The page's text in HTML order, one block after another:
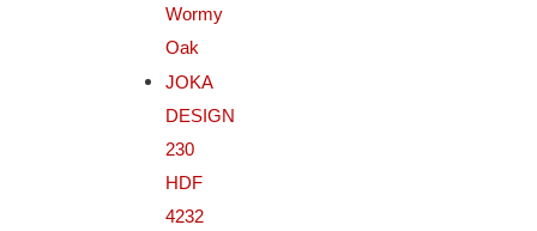
Wormy
Oak
JOKA
DESIGN
230
HDF
4232